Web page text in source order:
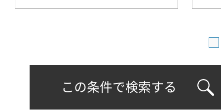
この条件で検索する